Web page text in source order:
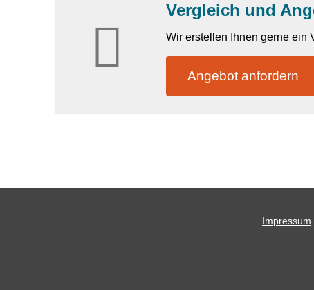
Vergleich und
Wir erstellen Ihnen gerne ein
An­ge­bot an­for­dern
Impressum